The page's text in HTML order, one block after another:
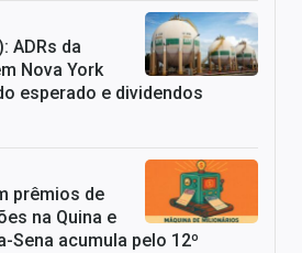
ADRs da
Nova York
esperado e dividendos
prêmios de
na Quina e
Sena acumula pelo 12º